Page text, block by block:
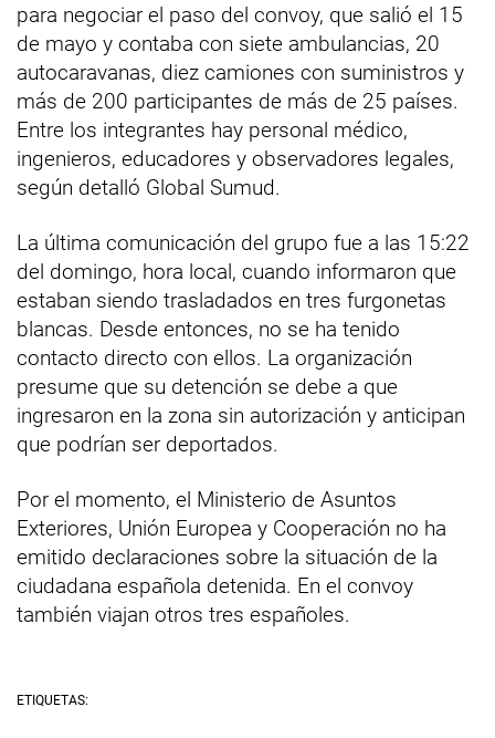
para negociar el paso del convoy, que salió el 15
de mayo y contaba con siete ambulancias, 20
autocaravanas, diez camiones con suministros y
más de 200 participantes de más de 25 países.
Entre los integrantes hay personal médico,
ingenieros, educadores y observadores legales,
según detalló Global Sumud.
La última comunicación del grupo fue a las 15:22
del domingo, hora local, cuando informaron que
estaban siendo trasladados en tres furgonetas
blancas. Desde entonces, no se ha tenido
contacto directo con ellos. La organización
presume que su detención se debe a que
ingresaron en la zona sin autorización y anticipan
que podrían ser deportados.
Por el momento, el Ministerio de Asuntos
Exteriores, Unión Europea y Cooperación no ha
emitido declaraciones sobre la situación de la
ciudadana española detenida. En el convoy
también viajan otros tres españoles.
ETIQUETAS: